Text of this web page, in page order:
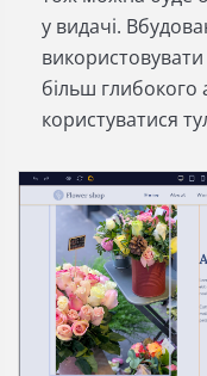
у видачі.
більш глибокого
користуватися